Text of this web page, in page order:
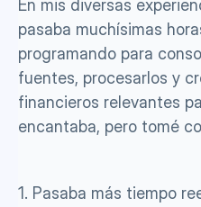
En mis diversas
pasaba muchísimas
programando para
fuentes, procesarlos y
financieros relevantes
encantaba, pero tomé
1. Pasaba más tiempo